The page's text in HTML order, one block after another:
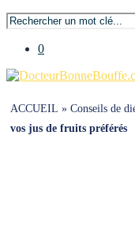
0
ACCUEIL » Conseils de
vos jus de fruits préférés